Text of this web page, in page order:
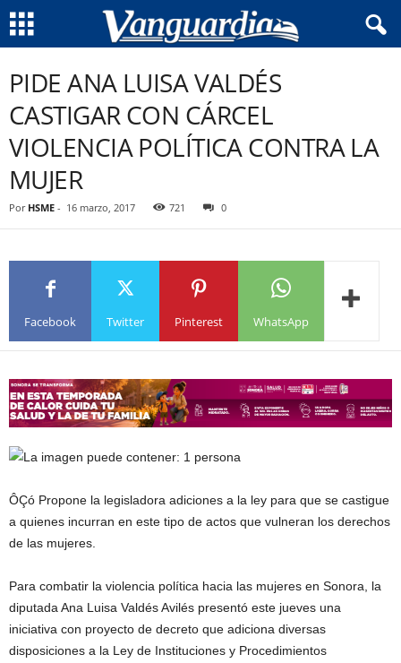
PIDE ANA LUISA VALDÉS
CASTIGAR CON CÁRCEL
VIOLENCIA POLÍTICA CONTRA LA
MUJER
Por HSME - 16 marzo, 2017 721 0
Facebook Twitter Pinterest WhatsApp
ÔÇó Propone la legisladora adiciones a la ley para que se castigue
a quienes incurran en este tipo de actos que vulneran los derechos
de las mujeres.
Para combatir la violencia política hacia las mujeres en Sonora, la
diputada Ana Luisa Valdés Avilés presentó este jueves una
iniciativa con proyecto de decreto que adiciona diversas
disposiciones a la Ley de Instituciones y Procedimientos